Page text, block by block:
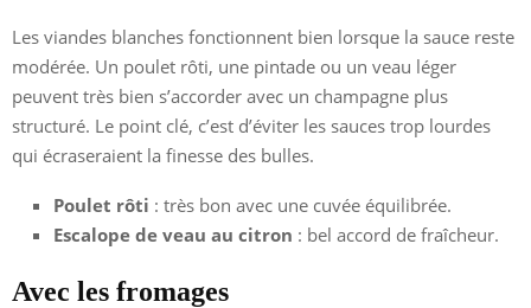
Les viandes blanches fonctionnent bien lorsque la sauce reste
modérée. Un poulet rôti, une pintade ou un veau léger
peuvent très bien s’accorder avec un champagne plus
structuré. Le point clé, c’est d’éviter les sauces trop lourdes
qui écraseraient la finesse des bulles.
Poulet rôti : très bon avec une cuvée équilibrée.
Escalope de veau au citron : bel accord de fraîcheur.
Avec les fromages